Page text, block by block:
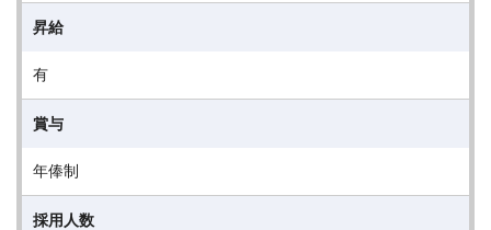
昇給
有
賞与
年俸制
採用人数